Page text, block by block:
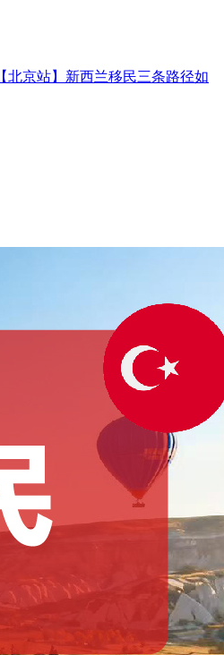
【北京站】新西兰移民三条路径如